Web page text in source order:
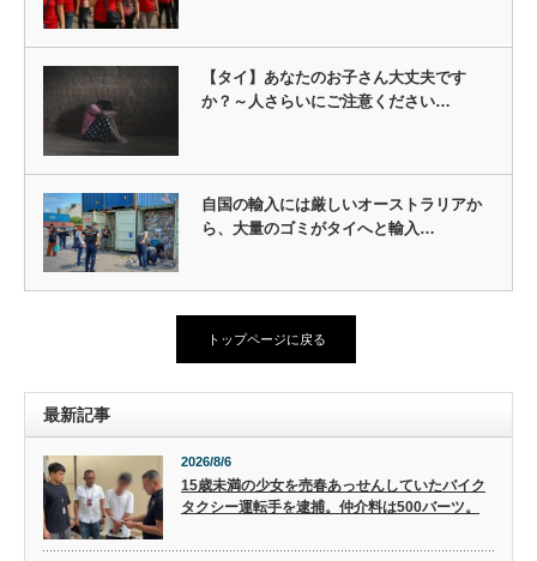
【タイ】あなたのお子さん大丈夫です
か？～人さらいにご注意ください…
自国の輸入には厳しいオーストラリアか
ら、大量のゴミがタイへと輸入…
トップページに戻る
最新記事
2026/8/6
15歳未満の少女を売春あっせんしていたバイク
タクシー運転手を逮捕。仲介料は500バーツ。